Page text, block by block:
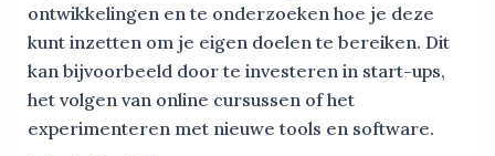
ontwikkelingen en te onderzoeken hoe je deze
kunt inzetten om je eigen doelen te bereiken. Dit
kan bijvoorbeeld door te investeren in start-ups,
het volgen van online cursussen of het
experimenteren met nieuwe tools en software.